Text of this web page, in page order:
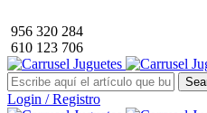
956 320 284
610 123 706
Login / Registro